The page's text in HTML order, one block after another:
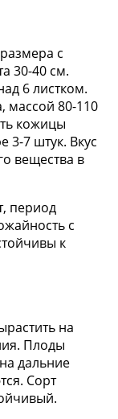
с
30-40 см.
6 листком.
массой 80-110
кожицы
3-7 штук. Вкус
вещества в
период
с
к
на
Плоды
дальние
Сорт